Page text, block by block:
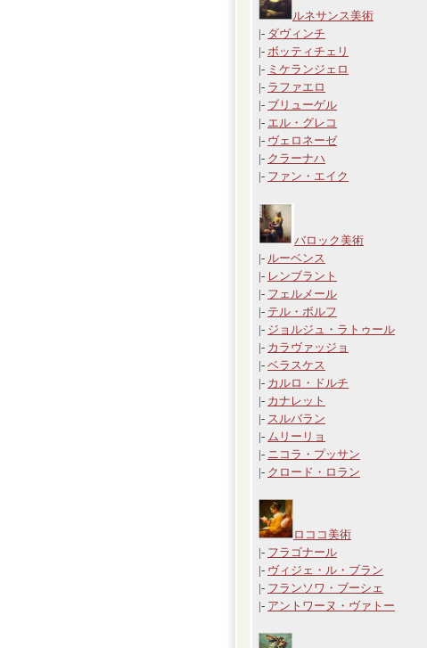
ルネサンス美術
|- ダヴィンチ
|- ボッティチェリ
|- ミケランジェロ
|- ラファエロ
|- ブリューゲル
|- エル・グレコ
|- ヴェロネーゼ
|- クラーナハ
|- ファン・エイク
バロック美術
|- ルーベンス
|- レンブラント
|- フェルメール
|- テル・ボルフ
|- ジョルジュ・ラトゥール
|- カラヴァッジョ
|- ベラスケス
|- カルロ・ドルチ
|- カナレット
|- スルバラン
|- ムリーリョ
|- ニコラ・プッサン
|- クロード・ロラン
ロココ美術
|- フラゴナール
|- ヴィジェ・ル・ブラン
|- フランソワ・ブーシェ
|- アントワーヌ・ヴァトー